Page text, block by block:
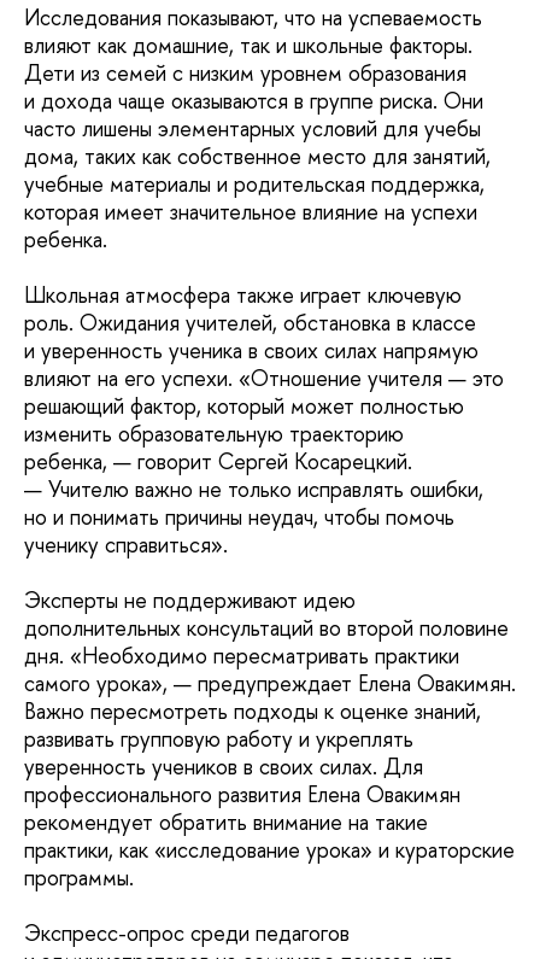
Исследования показывают, что на успеваемость
влияют как домашние, так и школьные факторы.
Дети из семей с низким уровнем образования
и дохода чаще оказываются в группе риска. Они
часто лишены элементарных условий для учебы
дома, таких как собственное место для занятий,
учебные материалы и родительская поддержка,
которая имеет значительное влияние на успехи
ребенка.
Школьная атмосфера также играет ключевую
роль. Ожидания учителей, обстановка в классе
и уверенность ученика в своих силах напрямую
влияют на его успехи. «Отношение учителя — это
решающий фактор, который может полностью
изменить образовательную траекторию
ребенка, — говорит Сергей Косарецкий.
— Учителю важно не только исправлять ошибки,
но и понимать причины неудач, чтобы помочь
ученику справиться».
Эксперты не поддерживают идею
дополнительных консультаций во второй половине
дня. «Необходимо пересматривать практики
самого урока», — предупреждает Елена Овакимян.
Важно пересмотреть подходы к оценке знаний,
развивать групповую работу и укреплять
уверенность учеников в своих силах. Для
профессионального развития Елена Овакимян
рекомендует обратить внимание на такие
практики, как «исследование урока» и кураторские
программы.
Экспресс-опрос среди педагогов